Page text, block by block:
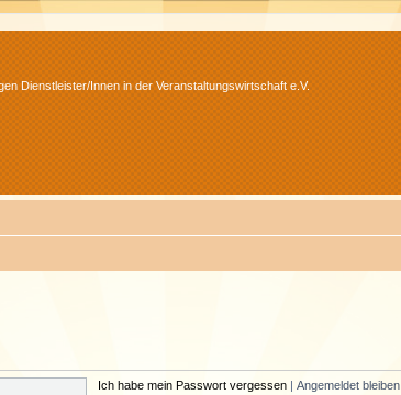
Dienstleister/Innen in der Veranstaltungswirtschaft e.V.
Ich habe mein Passwort vergessen Angemeldet bleiben